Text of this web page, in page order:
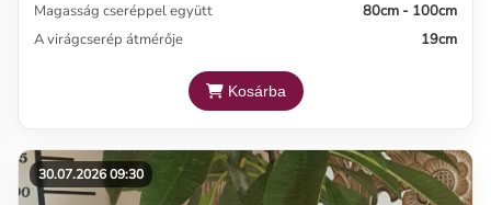
Magasság cseréppel együtt
80cm - 100cm
A virágcserép átmérője
19cm
Kosárba
30.07.2026 09:30